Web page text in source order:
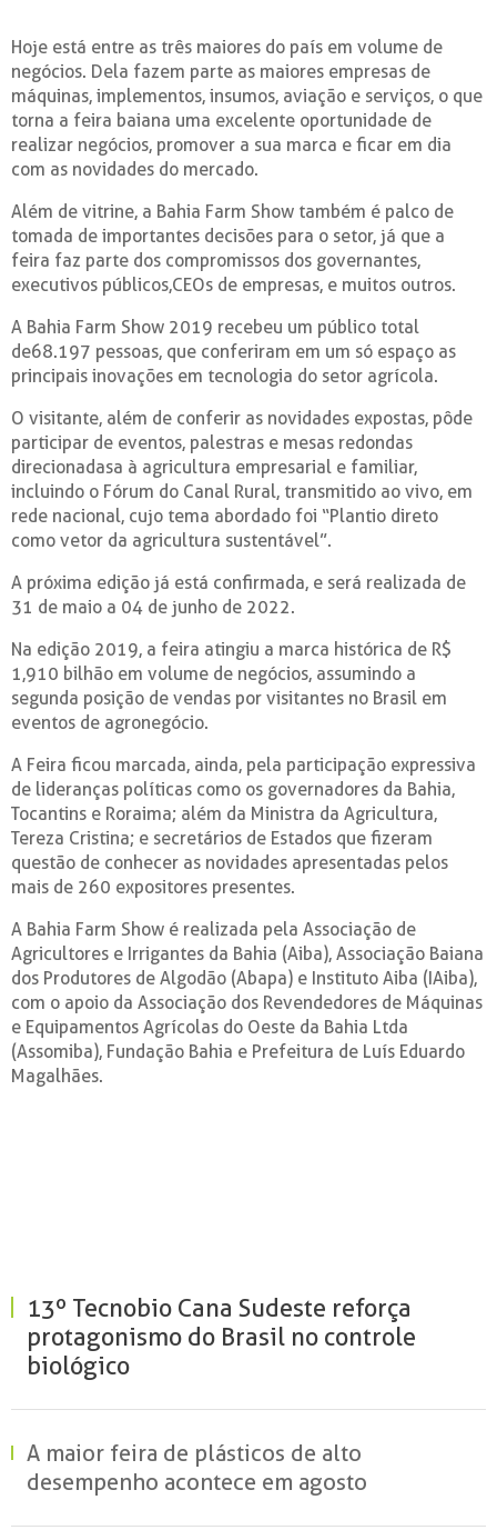
Hoje está entre as três maiores do país em volume de
negócios. Dela fazem parte as maiores empresas de
máquinas, implementos, insumos, aviação e serviços, o que
torna a feira baiana uma excelente oportunidade de
realizar negócios, promover a sua marca e ficar em dia
com as novidades do mercado.
Além de vitrine, a Bahia Farm Show também é palco de
tomada de importantes decisões para o setor, já que a
feira faz parte dos compromissos dos governantes,
executivos públicos,CEOs de empresas, e muitos outros.
A Bahia Farm Show 2019 recebeu um público total
de68.197 pessoas, que conferiram em um só espaço as
principais inovações em tecnologia do setor agrícola.
O visitante, além de conferir as novidades expostas, pôde
participar de eventos, palestras e mesas redondas
direcionadasa à agricultura empresarial e familiar,
incluindo o Fórum do Canal Rural, transmitido ao vivo, em
rede nacional, cujo tema abordado foi “Plantio direto
como vetor da agricultura sustentável”.
A próxima edição já está confirmada, e será realizada de
31 de maio a 04 de junho de 2022.
Na edição 2019, a feira atingiu a marca histórica de R$
1,910 bilhão em volume de negócios, assumindo a
segunda posição de vendas por visitantes no Brasil em
eventos de agronegócio.
A Feira ficou marcada, ainda, pela participação expressiva
de lideranças políticas como os governadores da Bahia,
Tocantins e Roraima; além da Ministra da Agricultura,
Tereza Cristina; e secretários de Estados que fizeram
questão de conhecer as novidades apresentadas pelos
mais de 260 expositores presentes.
A Bahia Farm Show é realizada pela Associação de
Agricultores e Irrigantes da Bahia (Aiba), Associação Baiana
dos Produtores de Algodão (Abapa) e Instituto Aiba (IAiba),
com o apoio da Associação dos Revendedores de Máquinas
e Equipamentos Agrícolas do Oeste da Bahia Ltda
(Assomiba), Fundação Bahia e Prefeitura de Luís Eduardo
Magalhães.
13º Tecnobio Cana Sudeste reforça
protagonismo do Brasil no controle
biológico
A maior feira de plásticos de alto
desempenho acontece em agosto